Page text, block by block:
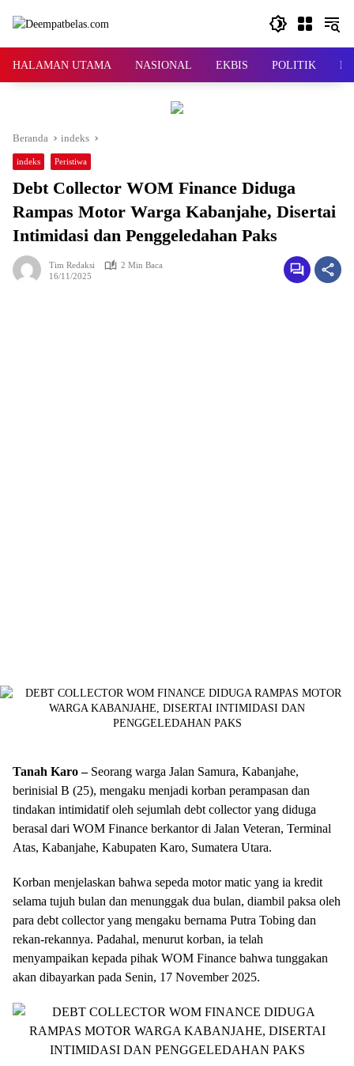
HALAMAN UTAMA NASIONAL EKBIS POLITIK
Beranda indeks
indeks Peristiwa
Debt Collector WOM Finance Diduga
Rampas Motor Warga Kabanjahe, Disertai
Intimidasi dan Penggeledahan Paks
Tim Redaksi
2 Min Baca
16/11/2025
Tanah Karo –Seorang warga Jalan Samura, Kabanjahe,
berinisial B (25), mengaku menjadi korban perampasan dan
tindakan intimidatif oleh sejumlah debt collector yang diduga
berasal dari WOM Finance berkantor di Jalan Veteran, Terminal
Atas, Kabanjahe, Kabupaten Karo, Sumatera Utara.
Korban menjelaskan bahwa sepeda motor matic yang ia kredit
selama tujuh bulan dan menunggak dua bulan, diambil paksa oleh
para debt collector yang mengaku bernama Putra Tobing dan
rekan-rekannya. Padahal, menurut korban, ia telah
menyampaikan kepada pihak WOM Finance bahwa tunggakan
akan dibayarkan pada Senin, 17 November 2025.